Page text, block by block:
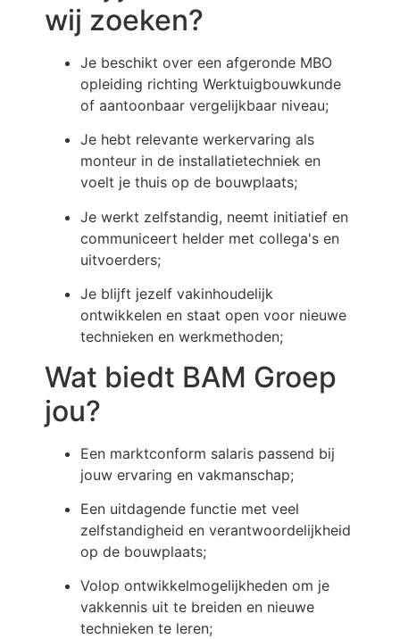
wij zoeken?
Je beschikt over een afgeronde MBO
opleiding richting Werktuigbouwkunde
of aantoonbaar vergelijkbaar niveau;
Je hebt relevante werkervaring als
monteur in de installatietechniek en
voelt je thuis op de bouwplaats;
Je werkt zelfstandig, neemt initiatief en
communiceert helder met collega's en
uitvoerders;
Je blijft jezelf vakinhoudelijk
ontwikkelen en staat open voor nieuwe
technieken en werkmethoden;
Wat biedt BAM Groep
jou?
Een marktconform salaris passend bij
jouw ervaring en vakmanschap;
Een uitdagende functie met veel
zelfstandigheid en verantwoordelijkheid
op de bouwplaats;
Volop ontwikkelmogelijkheden om je
vakkennis uit te breiden en nieuwe
technieken te leren;